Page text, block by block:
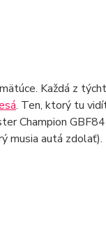
Každá z
. Ten, ktorý tu
Champion
musia autá zdolať).